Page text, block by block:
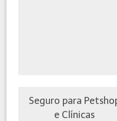
Seguro para
e Clínicas